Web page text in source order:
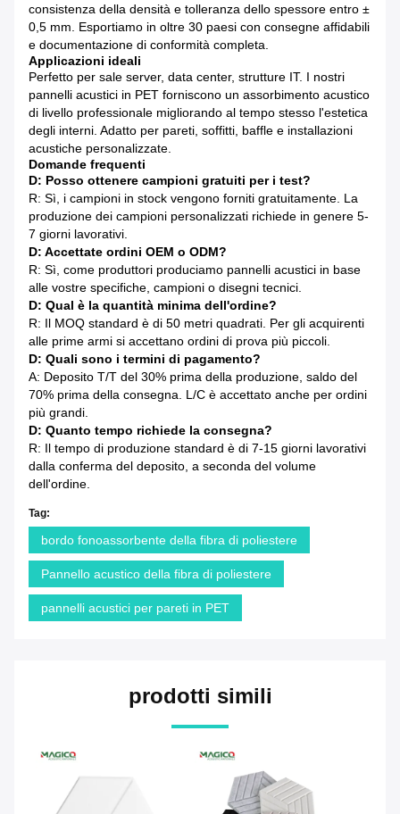
consistenza della densità e tolleranza dello spessore entro ±
0,5 mm. Esportiamo in oltre 30 paesi con consegne affidabili
e documentazione di conformità completa.
Applicazioni ideali
Perfetto per sale server, data center, strutture IT. I nostri
pannelli acustici in PET forniscono un assorbimento acustico
di livello professionale migliorando al tempo stesso l'estetica
degli interni. Adatto per pareti, soffitti, baffle e installazioni
acustiche personalizzate.
Domande frequenti
D: Posso ottenere campioni gratuiti per i test?
R: Sì, i campioni in stock vengono forniti gratuitamente. La
produzione dei campioni personalizzati richiede in genere 5-
7 giorni lavorativi.
D: Accettate ordini OEM o ODM?
R: Sì, come produttori produciamo pannelli acustici in base
alle vostre specifiche, campioni o disegni tecnici.
D: Qual è la quantità minima dell'ordine?
R: Il MOQ standard è di 50 metri quadrati. Per gli acquirenti
alle prime armi si accettano ordini di prova più piccoli.
D: Quali sono i termini di pagamento?
A: Deposito T/T del 30% prima della produzione, saldo del
70% prima della consegna. L/C è accettato anche per ordini
più grandi.
D: Quanto tempo richiede la consegna?
R: Il tempo di produzione standard è di 7-15 giorni lavorativi
dalla conferma del deposito, a seconda del volume
dell'ordine.
Tag:
bordo fonoassorbente della fibra di poliestere
Pannello acustico della fibra di poliestere
pannelli acustici per pareti in PET
prodotti simili